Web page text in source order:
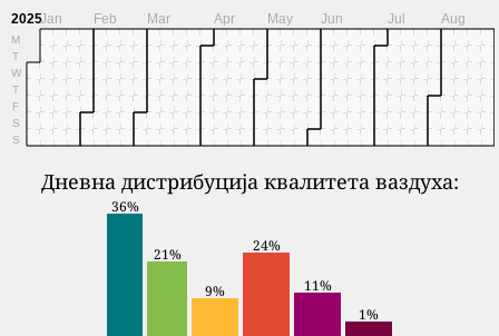
2025
M
T
W
T
F
S
S
Jan Feb Mar Apr May Jun Jul Aug
Дневна дистрибуција квалитета ваздуха:
36%
21%
9%
24%
11%
1%